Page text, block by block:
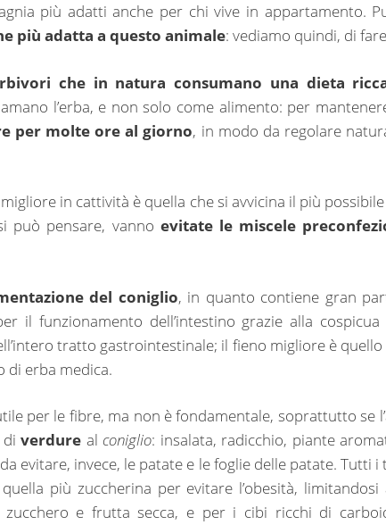
più adatti anche per chi vive in appartamento.
più adatta a questo animale: vediamo quindi, di
che in natura consumano una dieta
l’erba, e non solo come alimento: per
per molte ore al giorno, in modo da regolare
in cattività è quella che si avvicina il più
può pensare, vanno evitate le miscele
del coniglio, in quanto contiene gran
il funzionamento dell’intestino grazie alla
tratto gastrointestinale; il fieno migliore è
di erba medica.
per le fibre, ma non è fondamentale, soprattutto se
verdure al coniglio: insalata, radicchio, piante
evitare, invece, le patate e le foglie delle patate. Tutti i
più zuccherina per evitare l’obesità,
e frutta secca, e per i cibi ricchi di